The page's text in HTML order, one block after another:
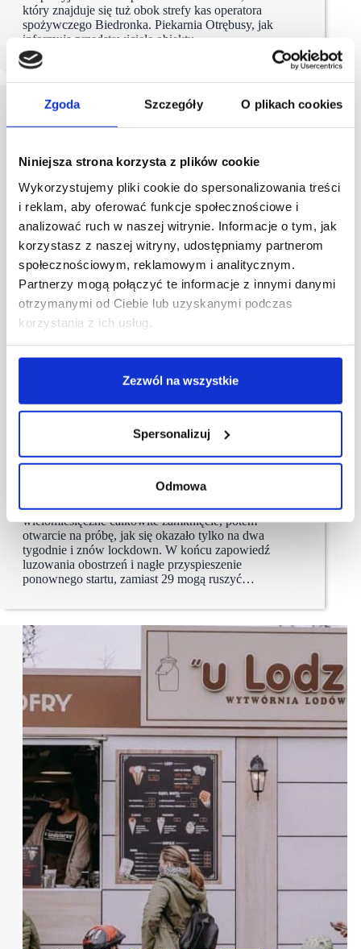
Zgoda Szczegóły O plikach cookies
Niniejsza strona korzysta z plików cookie
Wykorzystujemy pliki cookie do spersonalizowania treści
i reklam, aby oferować funkcje społecznościowe i
analizować ruch w naszej witrynie. Informacje o tym, jak
korzystasz z naszej witryny, udostępniamy partnerom
społecznościowym, reklamowym i analitycznym.
Partnerzy mogą połączyć te informacje z innymi danymi
otrzymanymi od Ciebie lub uzyskanymi podczas
korzystania z ich usług.
Zezwól na wszystkie
Spersonalizuj
Odmowa
który znajduje się tuż obok strefy kas operatora
spożywczego Biedronka. Piekarnia Otrębusy, jak
informują przedstawiciele obiektu,…
21/05/2021 BIG InfoMonitor
i zaległościami wyższymi o kilkadziesiąt procent
Kina i teatry w ostatnich miesiącach wciąż miały
do czynienia ze zwrotem akcji, najpierw
wielomiesięczne całkowite zamknięcie, potem
otwarcie na próbę, jak się okazało tylko na dwa
tygodnie i znów lockdown. W końcu zapowiedź
luzowania obostrzeń i nagłe przyspieszenie
ponownego startu, zamiast 29 mogą ruszyć…